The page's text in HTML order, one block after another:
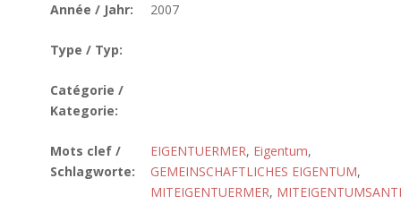
Année / Jahr: 2007
Type / Typ:
Catégorie /
Kategorie:
Mots clef /
Schlagworte:
EIGENTUERMER, Eigentum,
GEMEINSCHAFTLICHES EIGENTUM,
MITEIGENTUERMER,